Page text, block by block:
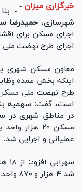
خبرگزاری میزان -
-
شهرسازی، حمیدرضا
اجرای مسکن برای
اجرای طرح نهضت ملی
معاون مسکن شهری
اینکه بخش عمده
طرح نهضت ملی
است، گفت: سهمیه
در مناطق شهری در
عملیاتی و اجرایی شد.
شد ۴ هزار و ۸۷۰ واحد تکمیل و تحویل متقاضیان شده است.